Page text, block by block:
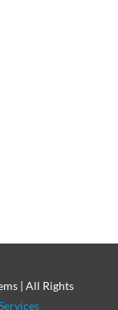
| All Rights